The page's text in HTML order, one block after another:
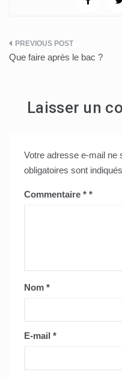
Navigation
Que faire après le bac ?
Laisser un
Votre adresse e-mail ne
obligatoires sont
Commentaire *
Nom *
E-mail *